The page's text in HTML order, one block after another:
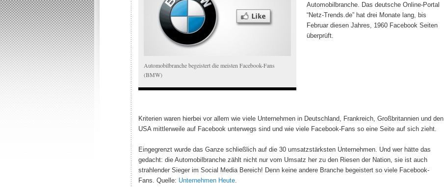
Automobilbranche begeistert die meisten Facebook-Fans
(BMW)
Automobilbranche. Das deutsche Online-Portal
“Netz-Trends.de” hat drei Monate lang, bis
Februar diesen Jahres, 1960 Facebook Seiten
überprüft.
Kriterien waren hierbei vor allem wie viele Unternehmen in Deutschland, Frankreich, Großbritannien und den
USA mittlerweile auf Facebook unterwegs sind und wie viele Facebook-Fans so eine Seite auf sich zieht.
Eingegrenzt wurde das Ganze schließlich auf die 30 umsatzstärksten Unternehmen. Und wer hätte das
gedacht: die Automobilbranche zählt nicht nur vom Umsatz her zu den Riesen der Nation, sie ist auch
strahlender Sieger im Social Media Bereich! Denn keine andere Branche begeistert so viele Facebook-
Fans. Quelle: Unternehmen Heute.